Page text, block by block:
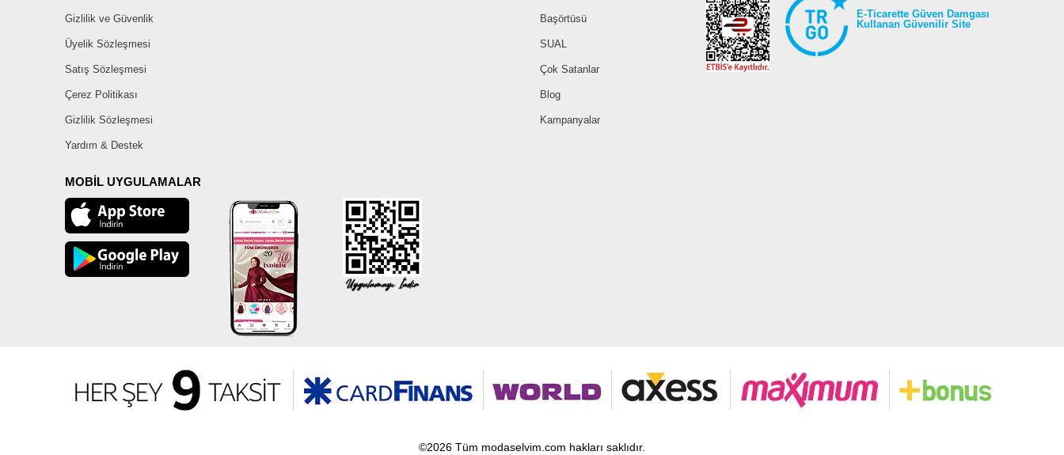
Gizlilik ve Güvenlik
Üyelik Sözleşmesi
Satış Sözleşmesi
Çerez Politikası
Gizlilik Sözleşmesi
Yardım & Destek
Başörtüsü
SUAL
Çok Satanlar
Blog
Kampanyalar
MOBİL UYGULAMALAR
E-Ticarette Güven Damgası
Kullanan Güvenilir Site
©2026 Tüm modaselvim.com hakları saklıdır.